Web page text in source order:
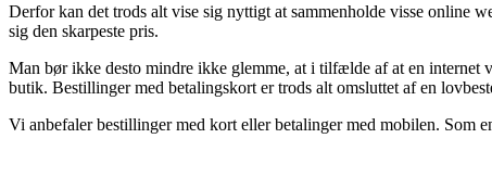
Derfor kan det trods alt vise sig nyttigt at sammenholde visse
sig den skarpeste pris.
Man bør ikke desto mindre ikke glemme, at i tilfælde af at en internet
butik. Bestillinger med betalingskort er trods alt omsluttet af en
Vi anbefaler bestillinger med kort eller betalinger med mobilen. Som